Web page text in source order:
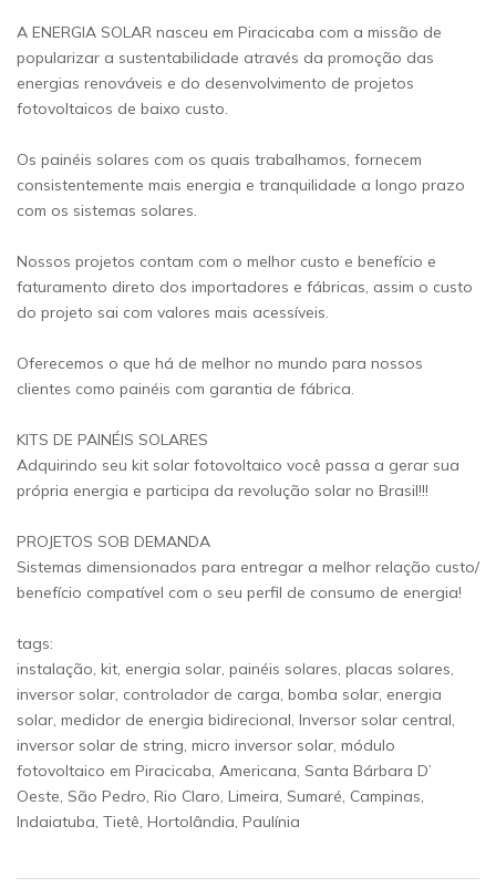
A ENERGIA SOLAR nasceu em Piracicaba com a missão de
popularizar a sustentabilidade através da promoção das
energias renováveis e do desenvolvimento de projetos
fotovoltaicos de baixo custo.
Os painéis solares com os quais trabalhamos, fornecem
consistentemente mais energia e tranquilidade a longo prazo
com os sistemas solares.
Nossos projetos contam com o melhor custo e benefício e
faturamento direto dos importadores e fábricas, assim o custo
do projeto sai com valores mais acessíveis.
Oferecemos o que há de melhor no mundo para nossos
clientes como painéis com garantia de fábrica.
KITS DE PAINÉIS SOLARES
Adquirindo seu kit solar fotovoltaico você passa a gerar sua
própria energia e participa da revolução solar no Brasil!!!
PROJETOS SOB DEMANDA
Sistemas dimensionados para entregar a melhor relação custo/
benefício compatível com o seu perfil de consumo de energia!
tags:
instalação, kit, energia solar, painéis solares, placas solares,
inversor solar, controlador de carga, bomba solar, energia
solar, medidor de energia bidirecional, Inversor solar central,
inversor solar de string, micro inversor solar, módulo
fotovoltaico em Piracicaba, Americana, Santa Bárbara D’
Oeste, São Pedro, Rio Claro, Limeira, Sumaré, Campinas,
Indaiatuba, Tietê, Hortolândia, Paulínia